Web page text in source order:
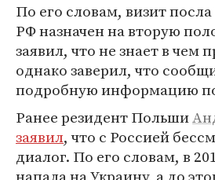
По его словам, визит
РФ назначен на вторую
заявил, что не знает в чем
однако заверил, что
подробную информацию
Ранее резидент Польши
заявил, что с Россией
диалог. По его словам, в